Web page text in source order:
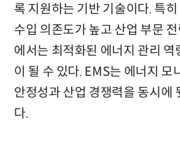
록 지원하는 기반 기술이다. 특
수입 의존도가 높고 산업 부문
에서는 최적화된 에너지 관리 역
이 될 수 있다. EMS는 에너지 모
안정성과 산업 경쟁력을 동시에
다.